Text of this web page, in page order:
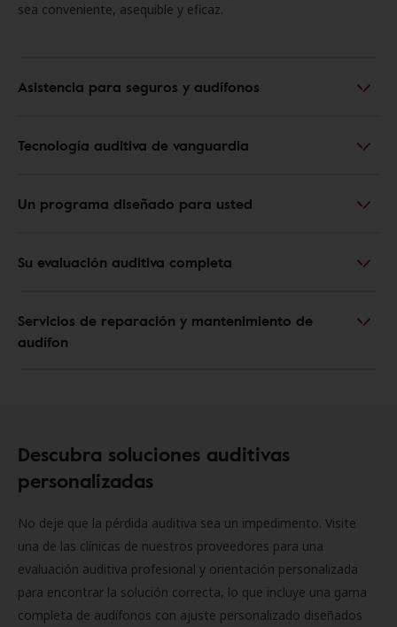
sea conveniente, asequible y eficaz.
Asistencia para seguros y audífonos
Tecnología auditiva de vanguardia
Un programa diseñado para usted
Su evaluación auditiva completa
Servicios de reparación y mantenimiento de
audífon
Descubra soluciones auditivas
personalizadas
No deje que la pérdida auditiva sea un impedimento. Visite
una de las clínicas de nuestros proveedores para una
evaluación auditiva profesional y orientación personalizada
para encontrar la solución correcta, lo que incluye una gama
completa de audífonos con ajuste personalizado diseñados